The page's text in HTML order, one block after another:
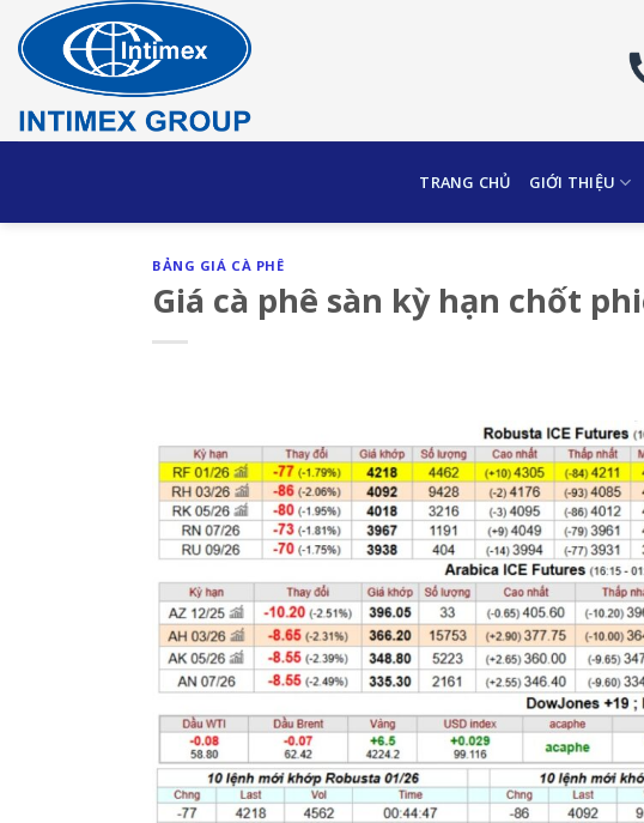
content
TRANG CHỦ GIỚI THIỆU
BẢNG GIÁ CÀ PHÊ
Giá cà phê sàn kỳ hạn chốt